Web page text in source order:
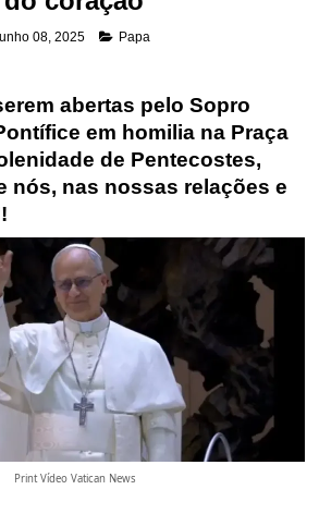
08, 2025 Papa
abertas pelo Sopro
em homilia na Praça
de Pentecostes,
nós, nas nossas relações e
!
Print Vídeo Vatican News